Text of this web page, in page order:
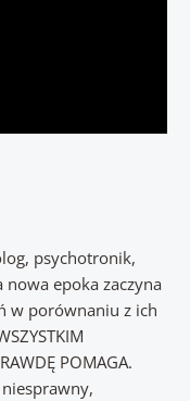
psychotronik,
epoka zaczyna
w porównaniu z ich
POMAGA.